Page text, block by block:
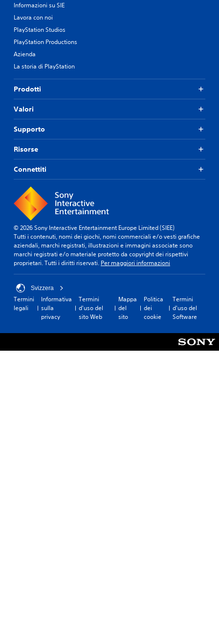
Informazioni su SIE
Lavora con noi
PlayStation Studios
PlayStation Productions
Azienda
La storia di PlayStation
Prodotti
Valori
Supporto
Risorse
Connettiti
© 2026 Sony Interactive Entertainment Europe Limited (SIEE)
Tutti i contenuti, nomi dei giochi, nomi commerciali e/o vesti grafiche
aziendali, marchi registrati, illustrazioni e immagini associate sono
marchi registrati e/o materiale protetto da copyright dei rispettivi
proprietari. Tutti i diritti riservati. Per maggiori informazioni
Svizzera
Termini
legali
Informativa
sulla
privacy
Termini
d'uso del
sito Web
Mappa
del
sito
Politica
dei
cookie
Termini
d'uso del
Software